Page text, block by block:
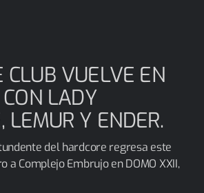
CLUB VUELVE EN
LADY
LEMUR Y ENDER.
del hardcore regresa este
a Complejo Embrujo en DOMO XXII,